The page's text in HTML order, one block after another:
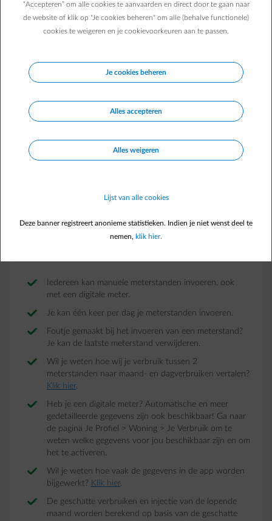
In één oogopslag, je afname, injectie en
Iedereen kan manuele meterstanden invoeren, ook
met een digitale meter.
Je kan één keer per dag je meterstanden invoeren.
Foutje gemaakt bij het invoeren van een meterstand?
Je kan de laatste meterstand verwijderen.
Wil je weten hoe wij je verbruik tussen 2
meterstanden naar maand- en dagverbruiken vertalen?
Klik hier.
Heb je een digitale meter? Automatische en meer
gedetailleerde gegevens zijn ook beschikbaar! Ga naar
de pagina Je Profiel > Woning > Je Verbruik om te
weten welke gegevens voor jou beschikbaar zijn en om
het te activeren.
Wil je weten hoe vaak de gegevens in de app worden
bijgewerkt? Klik hier.
De geschatte verbruiken en injectie van de lopende
maand worden berekend op basis van de geschatte
“Accepteren” om alle cookies te aanvaarden en direct door te gaan naar
de website of klik op "Je cookies beheren" om alle (behalve functionele)
cookies te weigeren en je cookievoorkeuren aan te passen.
Je cookies beheren
Alles accepteren
Alles weigeren
Lijst van alle cookies
Deze banner registreert anonieme statistieken. Indien je niet wenst deel te
nemen, klik hier.